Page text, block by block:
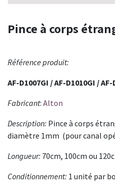
Pince à corps
Référence produit:
AF-D1007GI / AF-D1010GI / AF-
Fabricant: Alton
Description: Pince à corps
diamètre 1mm (pour canal
Longueur: 70cm, 100cm ou
Conditionnement: 1 unité par